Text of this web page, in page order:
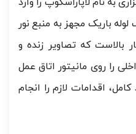
باریک مجهز به منبع نور
بالاست که تصاویر زنده و
را روی مانیتور اتاق عمل
اقدامات لازم را انجام